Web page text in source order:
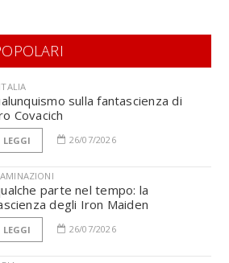
sulla fantascienza di
Covacich
LEGGI 26/07/2026
parte nel tempo: la
degli Iron Maiden
LEGGI 26/07/2026